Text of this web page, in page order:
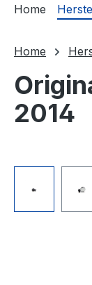
Home
Home
2014